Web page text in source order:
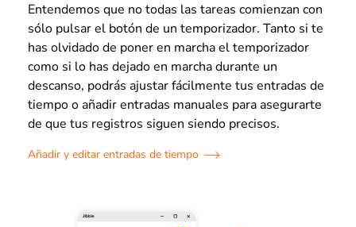
Entendemos que no todas las tareas comienzan con
sólo pulsar el botón de un temporizador. Tanto si te
has olvidado de poner en marcha el temporizador
como si lo has dejado en marcha durante un
descanso, podrás ajustar fácilmente tus entradas de
tiempo o añadir entradas manuales para asegurarte
de que tus registros siguen siendo precisos.
Añadir y editar entradas de tiempo